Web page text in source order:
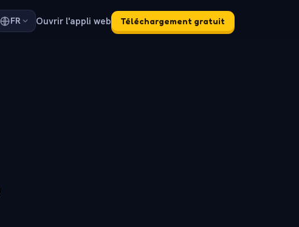
FR Ouvrir l'appli web Téléchargement gratuit